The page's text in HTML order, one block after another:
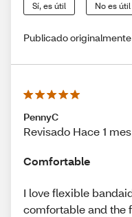
Sí, es útil No es útil
Publicado
PennyC
Revisado Hace 1 mes
Comfortable
I love flexible
comfortable and the